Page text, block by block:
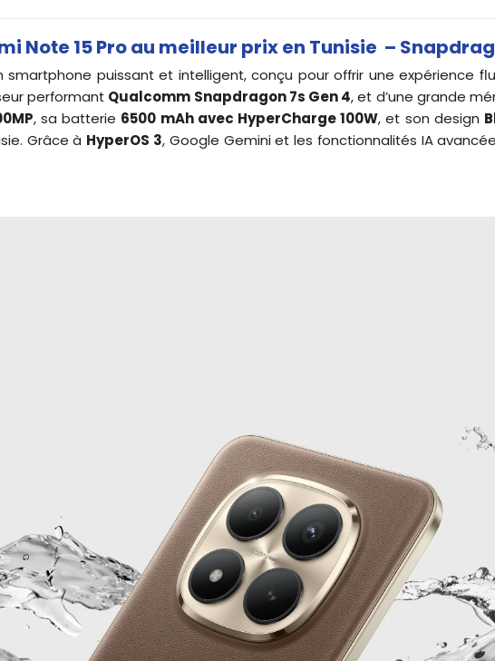
Note 15 Pro au meilleur prix en Tunisie –
puissant et intelligent, conçu pour offrir une expérience
performant Qualcomm Snapdragon 7s Gen 4, et d’une grande
, sa batterie 6500 mAh avec HyperCharge 100W, et son design
Grâce à HyperOS 3, Google Gemini et les fonctionnalités IA